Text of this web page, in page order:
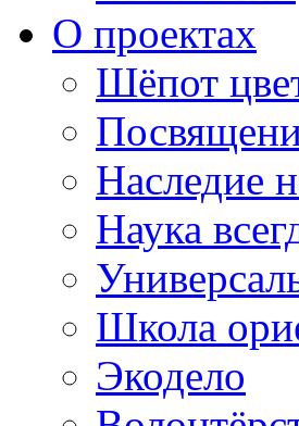
О проектах
Шёпот
Наследие
Наука
Школа
Экодело